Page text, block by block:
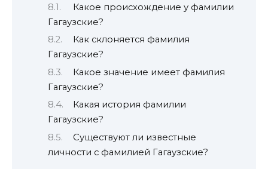
Какое происхождение у фамилии
Гагаузские?
Как склоняется фамилия
Гагаузские?
Какое значение имеет фамилия
Гагаузские?
Какая история фамилии
Гагаузские?
Существуют ли известные
личности с фамилией Гагаузские?